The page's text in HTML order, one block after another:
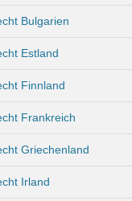
Bulgarien
Estland
Finnland
Frankreich
Griechenland
Irland